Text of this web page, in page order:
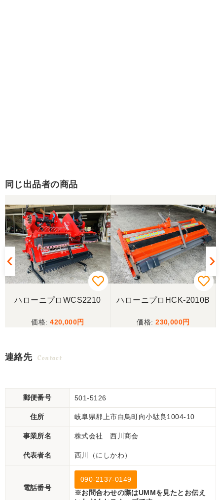
同じ出品者の商品
ハローニプロWCS2210
420,000
ハローニプロHCK-2010B
230,000
連絡先 Contact
郵便番号 501-5126
住所 岐阜県郡上市白鳥町向小駄良1004-10
事業所名 株式会社 西川商会
代表者名 西川（にしかわ）
電話番号
090-2137-0149
※お問合わせの際はUMMを見たとお伝え